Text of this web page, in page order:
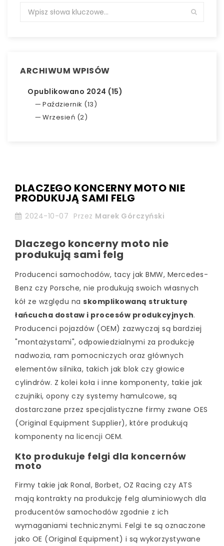
ARCHIWUM WPISÓW
Opublikowano 2024 (15)
Październik (13)
Wrzesień (2)
DLACZEGO KONCERNY MOTO NIE
PRODUKUJĄ SAMI FELG
2024-10-07 Przez Marek Górczyński
Dlaczego koncerny moto nie
produkują sami felg
Producenci samochodów, tacy jak BMW, Mercedes-
Benz czy Porsche, nie produkują swoich własnych
kół ze względu na skomplikowaną strukturę
łańcucha dostaw i procesów produkcyjnych.
Producenci pojazdów (OEM) zazwyczaj są bardziej
"montażystami", odpowiedzialnymi za produkcję
nadwozia, ram pomocniczych oraz głównych
elementów silnika, takich jak blok czy głowice
cylindrów. Z kolei koła i inne komponenty, takie jak
czujniki, opony czy systemy hamulcowe, są
dostarczane przez specjalistyczne firmy zwane OES
(Original Equipment Supplier), które produkują
komponenty na licencji OEM.
Kto produkuje felgi dla koncernów
moto
Firmy takie jak Ronal, Borbet, OZ Racing czy ATS
mają kontrakty na produkcję felg aluminiowych dla
producentów samochodów zgodnie z ich
wymaganiami technicznymi. Felgi te są oznaczone
jako OE (Original Equipment) i są wykorzystywane